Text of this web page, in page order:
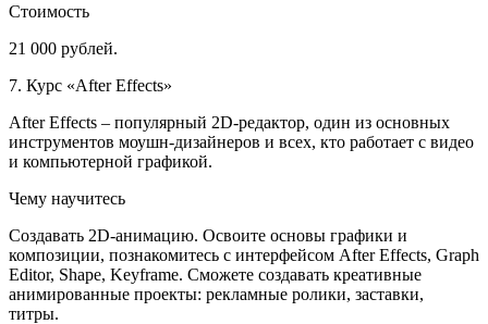
Стоимость
21 000 рублей.
7. Курс «After Effects»
After Effects – популярный 2D-редактор, один из основных
инструментов моушн-дизайнеров и всех, кто работает с видео
и компьютерной графикой.
Чему научитесь
Создавать 2D-анимацию. Освоите основы графики и
композиции, познакомитесь с интерфейсом After Effects, Graph
Editor, Shape, Keyframe. Сможете создавать креативные
анимированные проекты: рекламные ролики, заставки,
титры.